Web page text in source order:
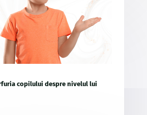
copilului despre nivelul lui